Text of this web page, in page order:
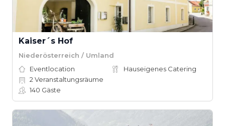
Kaiser´s Hof
Niederösterreich / Umland
Eventlocation
Hauseigenes Catering
2 Veranstaltungsräume
140 Gäste